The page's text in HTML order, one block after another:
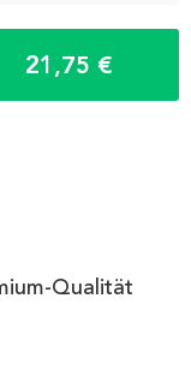
21,75 €
Qualität